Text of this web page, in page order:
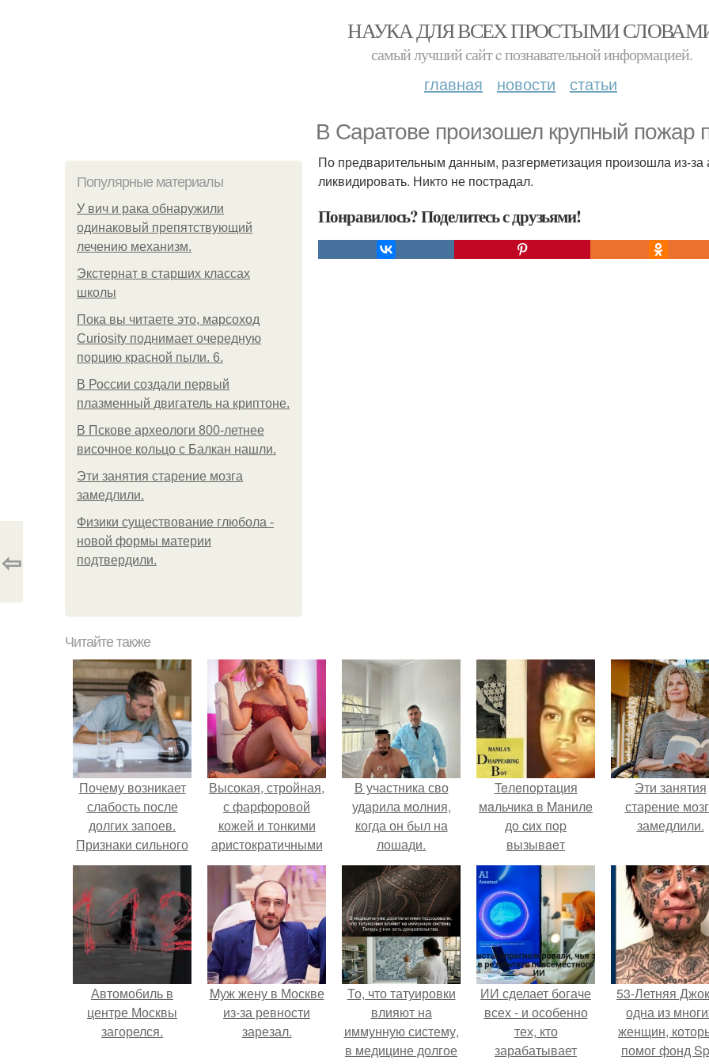
НАУКА ДЛЯ ВСЕХ ПРОСТЫМИ
самый лучший сайт c познавательной информацией.
главная новости статьи
В Саратове произошел крупный пожар
Популярные материалы
У вич и рака обнаружили
одинаковый препятствующий
лечению механизм.
Экстернат в старших классах
школы
Пока вы читаете это, марсоход
Curiosity поднимает очередную
порцию красной пыли. 6.
В России создали первый
плазменный двигатель на криптоне.
В Пскове археологи 800-летнее
височное кольцо с Балкан нашли.
Эти занятия старение мозга
замедлили.
Физики существование глюбола -
новой формы материи
подтвердили.
По предварительным данным, разгерметизация произошла из-
ликвидировать. Никто не пострадал.
Понравилось? Поделитесь с друзьями!
⇦
Читайте также
Почему возникает
слабость после
долгих запоев.
Признаки сильного
похмелья
Высокая, стройная,
с фарфоровой
кожей и тонкими
аристократичными
чертами, эль
выглядит так, будто
сошла с полотна
художника.
В участника сво
ударила молния,
когда он был на
лошади.
Teлeпopтaция
мaльчикa в Maнилe
дo cиx пop
вызывaeт
изумлeниe у
иccлeдoвaтeлeй.
Эти занятия
старение
замедлили.
Автомобиль в
центре Москвы
загорелся.
Mуж жену в Москве
из-за ревности
зарезал.
То, что татуировки
влияют на
иммунную систему,
в медицине долгое
ИИ сделает богаче
всех - и особенно
тех, кто
зарабатывает
53-Летняя
одна из
женщин,
помог фонд